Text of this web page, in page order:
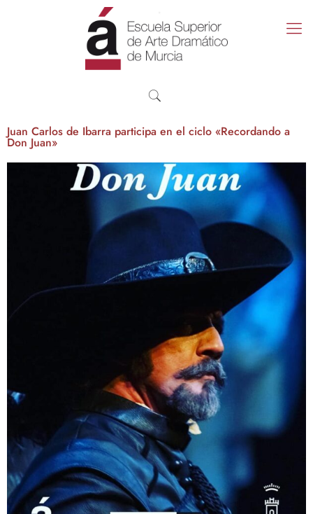
Juan Carlos de Ibarra participa en el ciclo «Recordando a
Don Juan»